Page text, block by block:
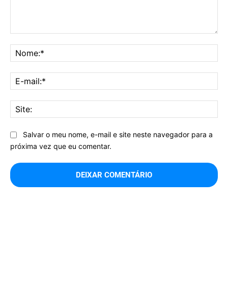
Salvar o meu nome, e-mail e site neste navegador para a
próxima vez que eu comentar.